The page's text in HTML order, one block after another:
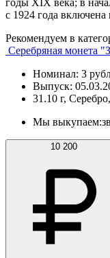
с 1924 года
Рекомендуем в
Серебряная монета
Номинал: 3
Выпуск:
31.10 г,
Мы выкупаем:
10 200